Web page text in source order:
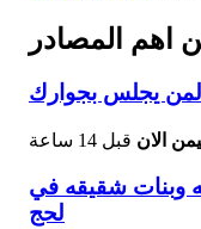
اهم المصادر
يجلس بجوارك
الان قبل 14 ساعة
وبنات شقيقه في
لحج